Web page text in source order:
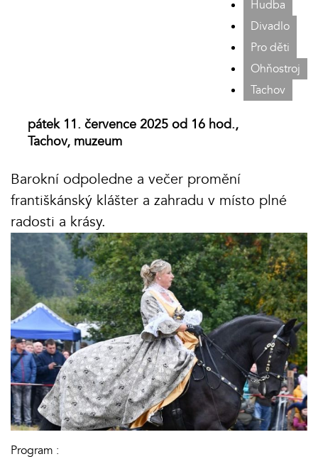
Hudba
Divadlo
Pro děti
Ohňostroj
Tachov
pátek 11. července 2025 od 16 hod.,
Tachov, muzeum
Barokní odpoledne a večer promění
františkánský klášter a zahradu v místo plné
radosti a krásy.
Program :